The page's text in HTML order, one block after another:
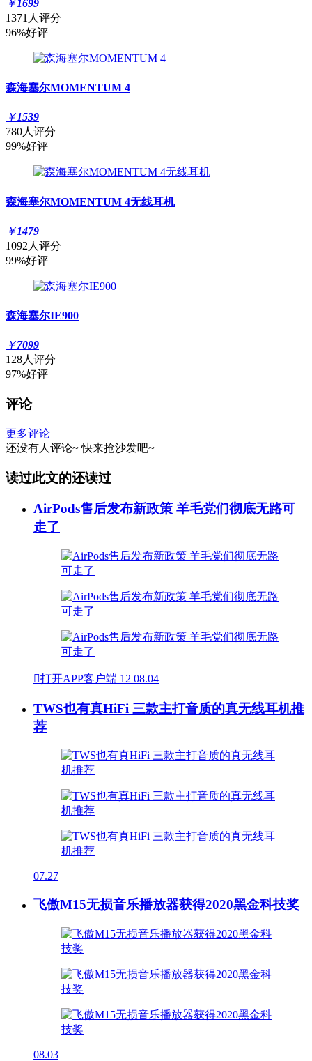
￥1699
1371人评分
96%好评
森海塞尔MOMENTUM 4
￥1539
780人评分
99%好评
森海塞尔MOMENTUM 4无线耳机
￥1479
1092人评分
99%好评
森海塞尔IE900
￥7099
128人评分
97%好评
评论
更多评论
还没有人评论~ 快来抢沙发吧~
读过此文的还读过
AirPods售后发布新政策 羊毛党们彻底无路可
走了
打开APP客户端 12 08.04
TWS也有真HiFi 三款主打音质的真无线耳机推
荐
07.27
飞傲M15无损音乐播放器获得2020黑金科技奖
08.03